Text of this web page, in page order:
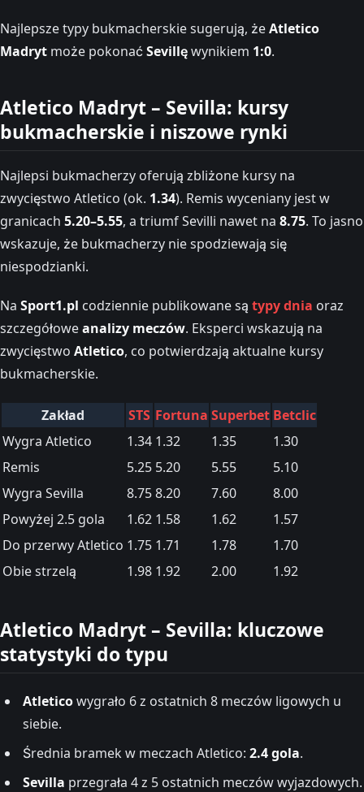
Najlepsze typy bukmacherskie sugerują, żeAtletico
Madryt może pokonaćSevillęwynikiem 1:0.
Atletico Madryt – Sevilla: kursy
bukmacherskie i niszowe rynki
Najlepsi bukmacherzy oferują zbliżone kursy na
zwycięstwo Atletico (ok. 1.34). Remis wyceniany jest w
granicach 5.20–5.55, a triumf Sevilli nawet na 8.75. To jasno
wskazuje, że bukmacherzy nie spodziewają się
niespodzianki.
Na Sport1.pl codziennie publikowane są typy dnia oraz
szczegółoweanalizy meczów. Eksperci wskazują na
zwycięstwo Atletico, co potwierdzają aktualne kursy
bukmacherskie.
Zakład STS Fortuna Superbet Betclic
Wygra Atletico
1.34 1.32 1.35
1.30
Remis
5.25 5.20 5.55
5.10
Wygra Sevilla
8.758.20 7.60
8.00
Powyżej 2.5 gola
1.62 1.58 1.62
1.57
Do przerwy Atletico 1.75 1.71 1.78
1.70
Obie strzelą
1.98 1.92 2.00 1.92
Atletico Madryt – Sevilla: kluczowe
statystyki do typu
Atleticowygrało 6 z ostatnich 8 meczów ligowych u
siebie.
Średnia bramek w meczach Atletico: 2.4 gola.
Sevilla przegrała 4 z 5 ostatnich meczów wyjazdowych.